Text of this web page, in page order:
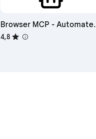
Browser MCP - Automate
your browser using VS
4,8